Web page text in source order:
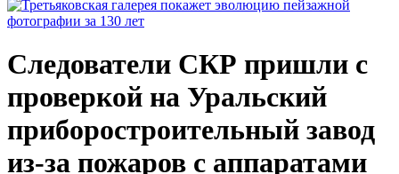
Следователи СКР пришли с
проверкой на Уральский
приборостроительный завод
из-за пожаров с аппаратами